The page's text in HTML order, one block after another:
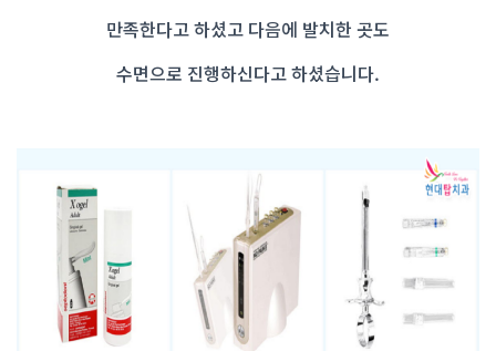
만족한다고 하셨고 다음에 발치한 곳도
수면으로 진행하신다고 하셨습니다.